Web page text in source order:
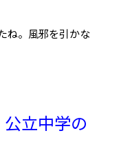
ね。風邪を引かな
立中学の